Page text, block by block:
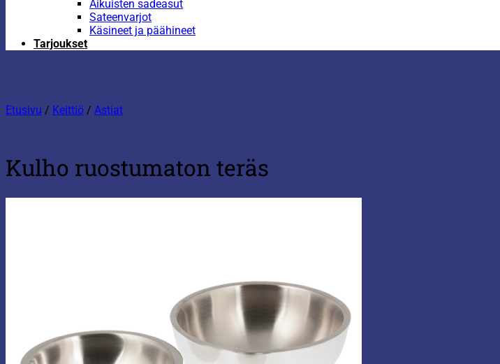
Aikuisten sadeasut
Sateenvarjot
Käsineet ja päähineet
Tarjoukset
Etusivu / Keittiö / Astiat
Kulho ruostumaton teräs